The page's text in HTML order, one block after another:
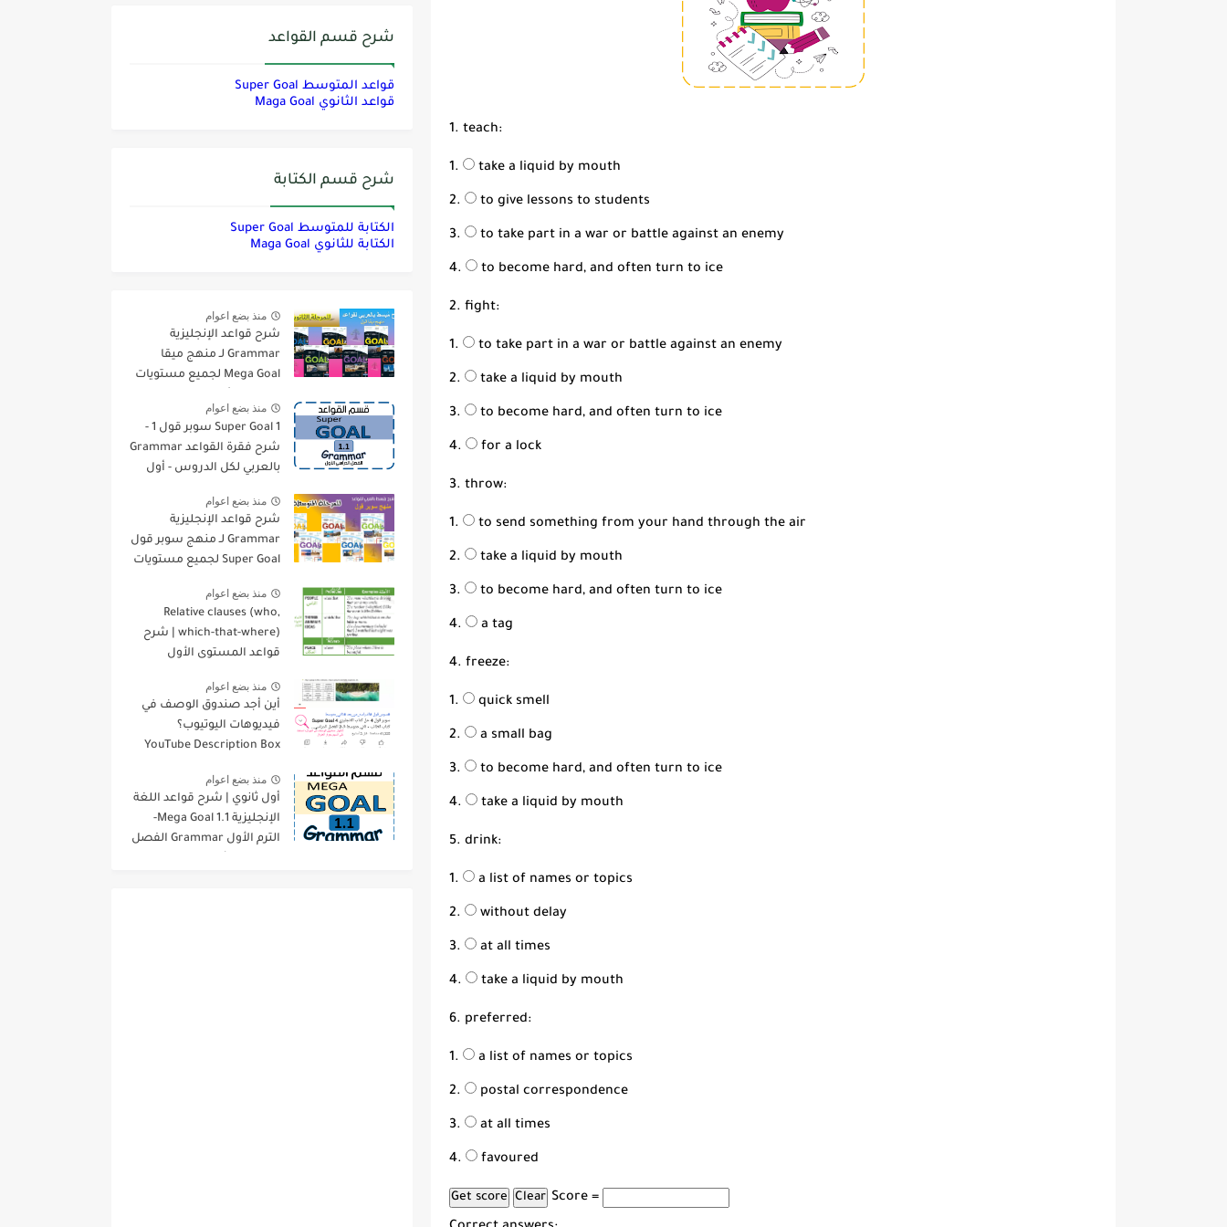
1. teach:
take a liquid by mouth
to give lessons to students
to take part in a war or battle against an enemy
to become hard, and often turn to ice
2. fight:
to take part in a war or battle against an enemy
take a liquid by mouth
to become hard, and often turn to ice
for a lock
3. throw:
to send something from your hand through the air
take a liquid by mouth
to become hard, and often turn to ice
a tag
4. freeze:
quick smell
a small bag
to become hard, and often turn to ice
take a liquid by mouth
5. drink:
a list of names or topics
without delay
at all times
take a liquid by mouth
6. preferred:
a list of names or topics
postal correspondence
at all times
favoured
Score =
شرح قسم القواعد
قواعد المتوسط Super Goal
قواعد الثانوي Maga Goal
شرح قسم الكتابة
الكتابة للمتوسط Super Goal
الكتابة للثانوي Maga Goal
منذ بضع اعوام
شرح قواعد الإنجليزية
Grammar لـ منهج ميقا
Mega Goal لجميع مستويات
منذ بضع اعوام
Super Goal 1 سوبر قول 1 -
شرح فقرة القواعد Grammar
بالعربي لكل الدروس - أول
الأول
منذ بضع اعوام
شرح قواعد الإنجليزية
Grammar لـ منهج سوبر قول
Super Goal لجميع مستويات
منذ بضع اعوام
Relative clauses (who,
which-that-where) | شرح
قواعد المستوى الأول
منذ بضع اعوام
أين أجد صندوق الوصف في
فيديوهات اليوتيوب؟
YouTube Description Box
منذ بضع اعوام
أول ثانوي | شرح قواعد اللغة
الإنجليزية 1.1 Mega Goal-
الترم الأول Grammar الفصل